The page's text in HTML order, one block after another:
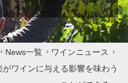
News一覧
ワインニュース
ワインに与える影響を味わう